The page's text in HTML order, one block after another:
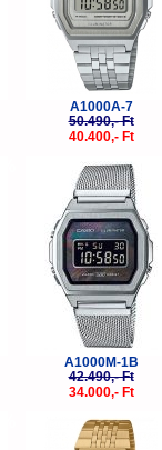
A1000A-7
50.490,- Ft
40.400,- Ft
A1000M-1B
42.490,- Ft
34.000,- Ft